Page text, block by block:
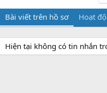
Bài viết trên hồ sơ Hoạt
Hiện tại không có tin nhắn